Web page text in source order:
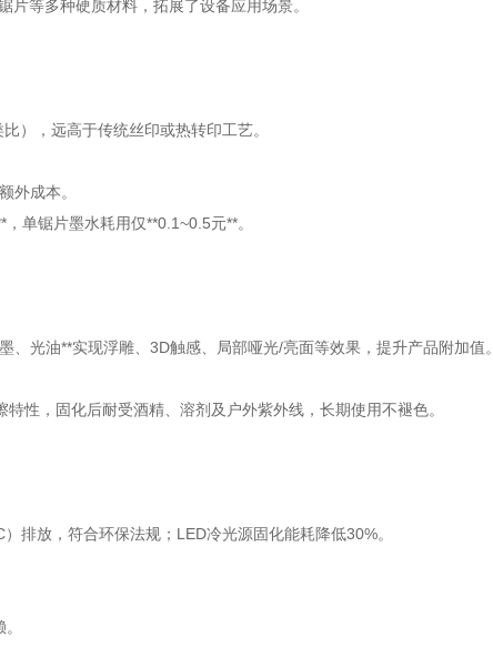
等多种硬质材料，拓展了设备应用场景。
），远高于传统丝印或热转印工艺。
外成本。
单锯片墨水耗用仅**0.1~0.5元**。
光油**实现浮雕、3D触感、局部哑光/亮面等效果，提升产品附加值。
性，固化后耐受酒精、溶剂及户外紫外线，长期使用不褪色。
排放，符合环保法规；LED冷光源固化能耗降低30%。